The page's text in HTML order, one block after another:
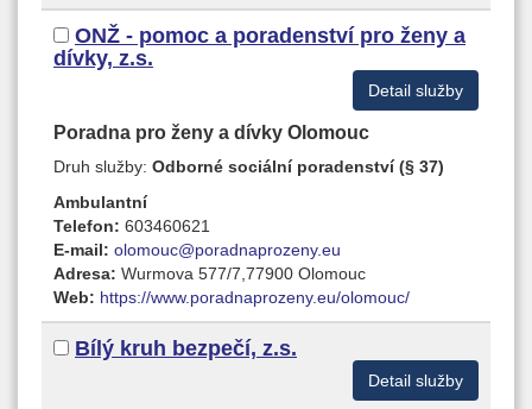
ONŽ - pomoc a poradenství pro ženy a
dívky, z.s.
Detail služby
Poradna pro ženy a dívky Olomouc
Druh služby: Odborné sociální poradenství (§ 37)
Ambulantní
Telefon: 603460621
E-mail: olomouc@poradnaprozeny.eu
Adresa: Wurmova 577/7,77900 Olomouc
Web: https://www.poradnaprozeny.eu/olomouc/
Bílý kruh bezpečí, z.s.
Detail služby